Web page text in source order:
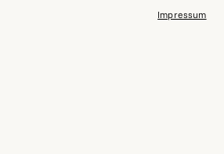
Impressum